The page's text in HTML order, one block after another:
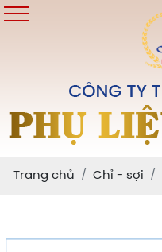
Trang chủ Chỉ - sợi